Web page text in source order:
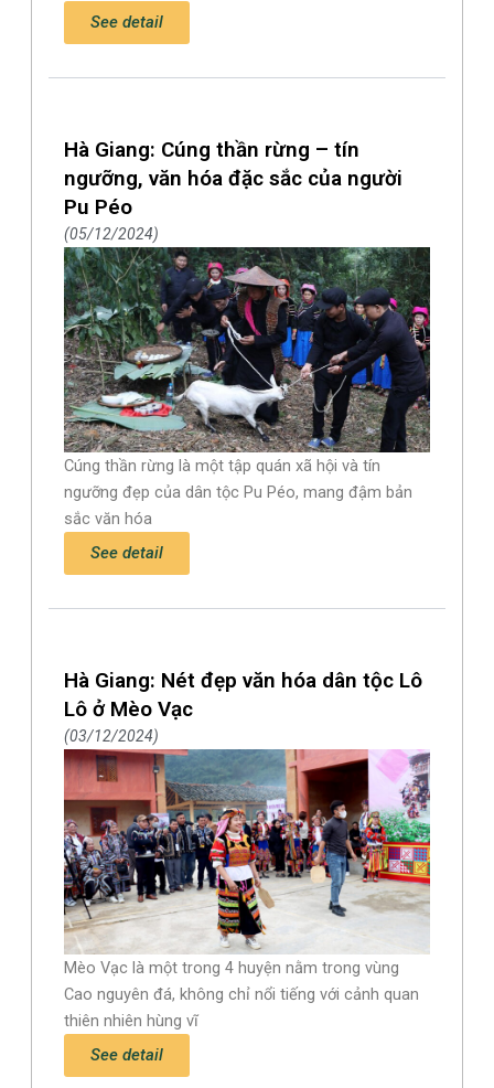
See detail
Hà Giang: Cúng thần rừng – tín
ngưỡng, văn hóa đặc sắc của người
Pu Péo
05/12/2024
Cúng thần rừng là một tập quán xã hội và tín
ngưỡng đẹp của dân tộc Pu Péo, mang đậm bản
sắc văn hóa
See detail
Hà Giang: Nét đẹp văn hóa dân tộc Lô
Lô ở Mèo Vạc
03/12/2024
Mèo Vạc là một trong 4 huyện nằm trong vùng
Cao nguyên đá, không chỉ nổi tiếng với cảnh quan
thiên nhiên hùng vĩ
See detail